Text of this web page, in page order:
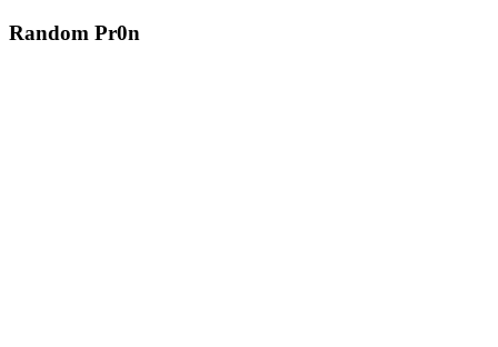
Random Pr0n